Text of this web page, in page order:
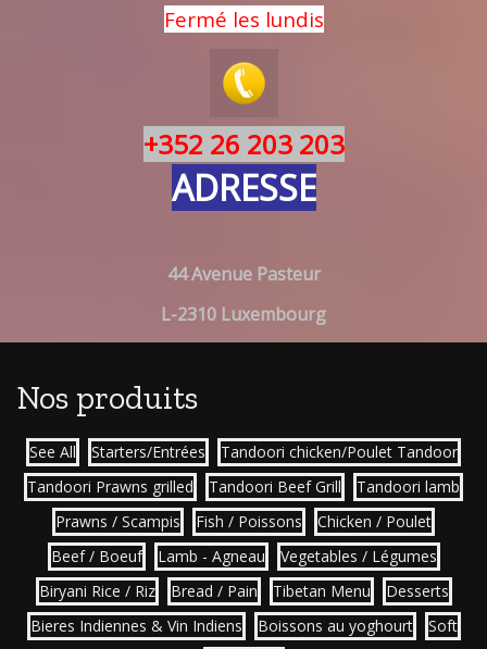
Fermé les lundis
+352 26 203 203
ADRESSE
44 Avenue Pasteur
L-2310 Luxembourg
Nos produits
See All Starters/Entrées
Tandoori chicken/Poulet Tandoor
Tandoori Prawns grilled
Tandoori Beef Grill
Tandoori lamb
Prawns / Scampis
Fish / Poissons
Chicken / Poulet
Beef / Boeuf
Lamb - Agneau
Vegetables / Légumes
Biryani Rice / Riz
Bread / Pain Tibetan Menu
Desserts
Bieres Indiennes & Vin Indiens
Boissons au yoghourt
Soft